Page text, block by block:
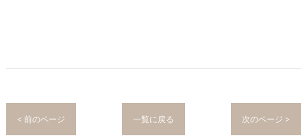
< 前のページ 一覧に戻る 次のページ >